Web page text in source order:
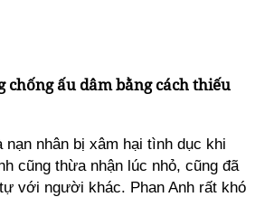
chống ấu dâm bằng cách thiếu
nạn nhân bị xâm hại tình dục khi
cũng thừa nhận lúc nhỏ, cũng đã
với người khác. Phan Anh rất khó